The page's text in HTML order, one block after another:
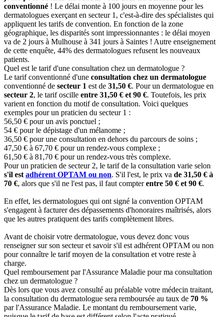
conventionné ! Le délai monte à 100 jours en moyenne pour les
dermatologues exerçant en secteur 1, c'est-à-dire des spécialistes qui
appliquent les tarifs de convention. En fonction de la zone
géographique, les disparités sont impressionnantes : le délai moyen
va de 2 jours à Mulhouse à 341 jours à Saintes ! Autre enseignement
de cette enquête, 44% des dermatologues refusent les nouveaux
patients.
Quel est le tarif d'une consultation chez un dermatologue ?
Le tarif conventionné d'une consultation chez un dermatologue
conventionné de secteur 1 est de 31,50 €. Pour un dermatologue en
secteur 2, le tarif oscille entre 31,50 € et 90 €. Toutefois, les prix
varient en fonction du motif de consultation. Voici quelques
exemples pour un praticien du secteur 1 :
56,50 € pour un avis ponctuel ;
54 € pour le dépistage d'un mélanome ;
36,50 € pour une consultation en dehors du parcours de soins ;
47,50 € à 67,70 € pour un rendez-vous complexe ;
61,50 € à 81,70 € pour un rendez-vous très complexe.
Pour un praticien de secteur 2, le tarif de la consultation varie selon
s'il est adhérent OPTAM ou non. S'il l'est, le prix va de 31,50 € à
70 €, alors que s'il ne l'est pas, il faut compterentre 50 € et 90 €.
En effet, les dermatologues qui ont signé la convention OPTAM
s'engagent à facturer des dépassements d'honoraires maîtrisés, alors
que les autres pratiquent des tarifs complètement libres.
Avant de choisir votre dermatologue, vous devez donc vous
renseigner sur son secteur et savoir s'il est adhérent OPTAM ou non
pour connaître le tarif moyen de la consultation et votre reste à
charge.
Quel remboursement par l'Assurance Maladie pour ma consultation
chez un dermatologue ?
Dès lors que vous avez consulté au préalable votre médecin traitant,
la consultation du dermatologue sera remboursée au taux de 70 %
par l'Assurance Maladie. Le montant du remboursement varie,